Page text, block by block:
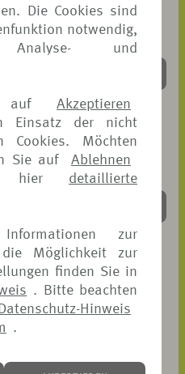
Die Cookies sind
notwendig,
und
auf
Akzeptieren
Einsatz der nicht
Cookies. Möchten
Sie auf
Ablehnen
hier
detaillierte
zur
Möglichkeit zur
finden Sie in
. Bitte beachten
Datenschutz-Hinweis
.
>